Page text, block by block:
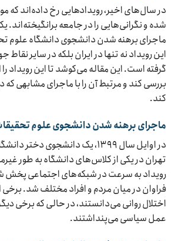
در سال‌های اخیر، رویدادهایی رخ داده‌اند
شده و نگرانی‌هایی را در جامعه برانگیخته‌اند.
ماجرای برهنه شدن دانشجوی دانشگاه علوم
این رویداد نه تنها در ایران بلکه در سایر نقاط
گرفته است. این مقاله می‌کوشد تا این رویداد
بررسی کند و مرتبط آن را با ماجرای مشابهی
کند.
ماجرای برهنه شدن دانشجوی علوم
در اوایل سال ۱۳۹۹، یک دانشجوی
تهران در یکی از کلاس‌های دانشگاه به طور
رویداد به سرعت در شبکه‌های اجتماعی
فراوان در میان مردم و افراد مختلف شد. برخی
اختلال روانی می‌دانستند، در حالی که برخی
عمل سیاسی می‌پنداشتند.